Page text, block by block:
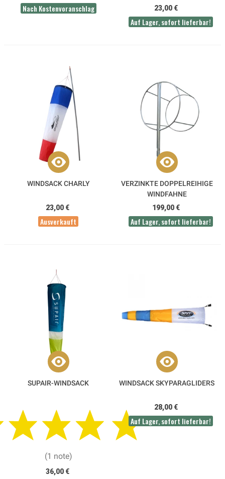
Nach Kostenvoranschlag 23,00 €
Auf Lager, sofort lieferbar!
WINDSACK CHARLY
23,00 €
Ausverkauft
VERZINKTE DOPPELREIHIGE
WINDFAHNE
199,00 €
Auf Lager, sofort lieferbar!
SUPAIR-WINDSACK
(1 note)
36,00 €
WINDSACK SKYPARAGLIDERS
28,00 €
Auf Lager, sofort lieferbar!